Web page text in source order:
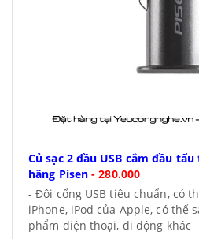
Củ sạc 2 đầu USB cắm đầu
hãng Pisen -280.000
- Đôi cổng USB tiêu chuẩn, có
iPhone, iPod của Apple, có thể
phẩm điện thoại, di động khác